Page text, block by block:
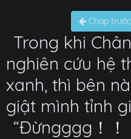
Chap trước
Trong khi
nghiên cứu hệ
xanh, thì bên
giật mình tỉnh
“Đừngggg！！